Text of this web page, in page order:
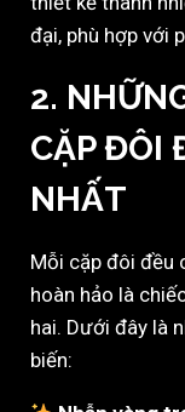
đại, phù hợp với
2.
CẶP ĐÔI
NHẤT
Mỗi cặp đôi đều
hoàn hảo là
hai. Dưới đây là
biến: